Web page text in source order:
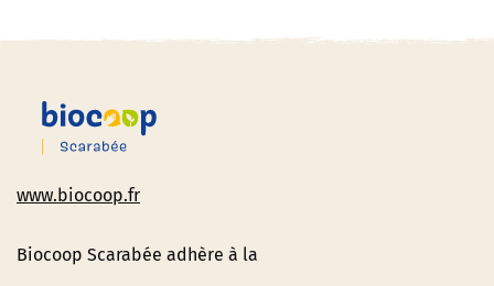
www.biocoop.fr
Biocoop Scarabée adhère à la